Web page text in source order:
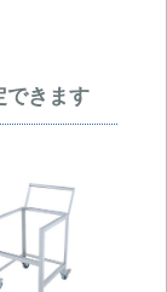
できます